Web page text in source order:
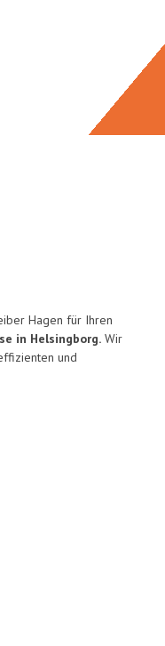
Hagen für Ihren
in Helsingborg. Wir
und